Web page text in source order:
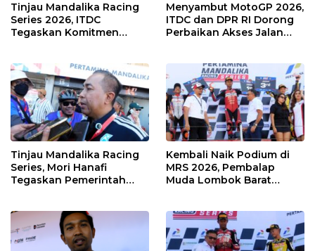
Tinjau Mandalika Racing
Series 2026, ITDC
Tegaskan Komitmen
Kawasan
Menyambut MotoGP 2026,
ITDC dan DPR RI Dorong
Perbaikan Akses Jalan
Tinjau Mandalika Racing
Series, Mori Hanafi
Tegaskan Pemerintah
Kembali Naik Podium di
MRS 2026, Pembalap
Muda Lombok Barat